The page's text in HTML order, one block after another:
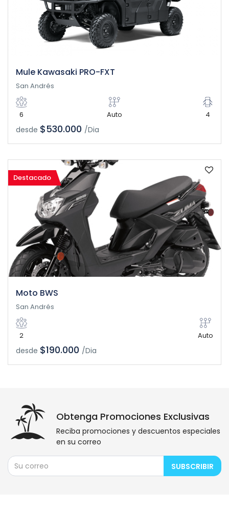
Mule Kawasaki PRO-FXT
San Andrés
6 Auto 4
desde $530.000 /Dia
Destacado
Moto BWS
San Andrés
2 Auto
desde $190.000 /Dia
Obtenga Promociones Exclusivas
Reciba promociones y descuentos especiales
en su correo
SUBSCRIBIR